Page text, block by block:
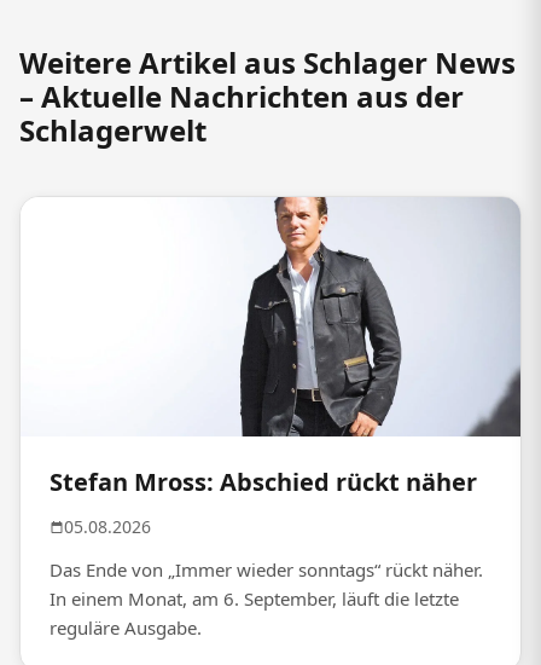
Weitere Artikel aus Schlager News
– Aktuelle Nachrichten aus der
Schlagerwelt
Stefan Mross: Abschied rückt näher
05.08.2026
Das Ende von „Immer wieder sonntags“ rückt näher.
In einem Monat, am 6. September, läuft die letzte
reguläre Ausgabe.